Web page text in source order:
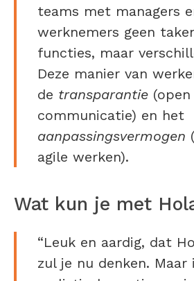
teams met managers
werknemers geen
functies, maar
Deze manier van
de transparantie (open
communicatie) en het
aanpassingsvermogen
agile werken).
Wat kun je met
“Leuk en aardig, dat
zul je nu denken. Maar